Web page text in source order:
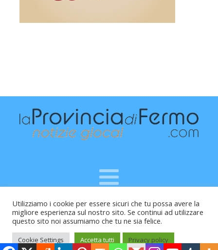
Raffaele Vitali - via Leopardi 10 - 61121 Pesaro (PU) -
Cod.Fisc VTLRFL77B02L500Y - Testata giornalistica, aut.
Trib.Fermo n.04/2010 del 05/08/2010
Utilizziamo i cookie per essere sicuri che tu possa avere la
migliore esperienza sul nostro sito. Se continui ad utilizzare
questo sito noi assumiamo che tu ne sia felice.
Cookie Settings Accetta tutti Privacy policy